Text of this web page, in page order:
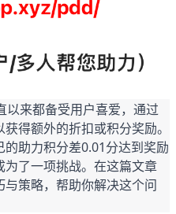
以来都备受用户喜爱，通过
得额外的折扣或积分奖励。
助力积分差0.01分达到奖励
了一项挑战。在这篇文章
策略，帮助你解决这个问